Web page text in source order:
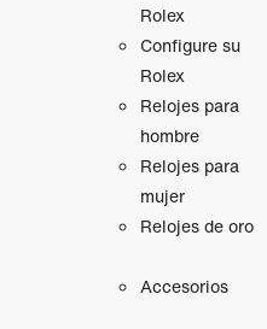
Rolex
Configure su
Rolex
Relojes para
hombre
Relojes para
mujer
Relojes de oro
Accesorios